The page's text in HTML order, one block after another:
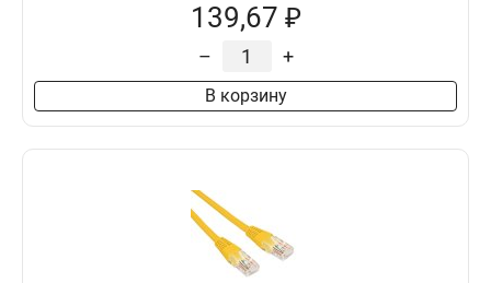
139,67 ₽
– +
В корзину